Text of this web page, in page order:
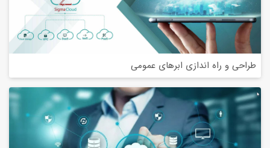
طراحی و راه اندازی ابرهای عمومی